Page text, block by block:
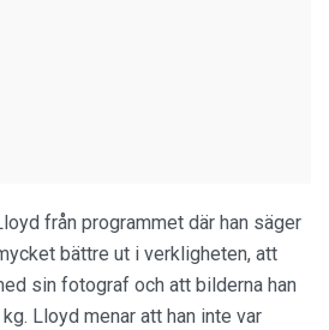
från programmet där han säger
bättre ut i verkligheten, att
sin fotograf och att bilderna han
Lloyd menar att han inte var